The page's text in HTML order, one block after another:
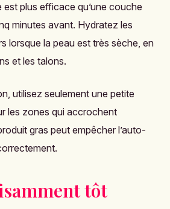
est plus efficace qu’une couche
minutes avant. Hydratez les
lorsque la peau est très sèche, en
et les talons.
utilisez seulement une petite
les zones qui accrochent
gras peut empêcher l’auto-
tôt